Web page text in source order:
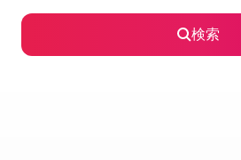
検索